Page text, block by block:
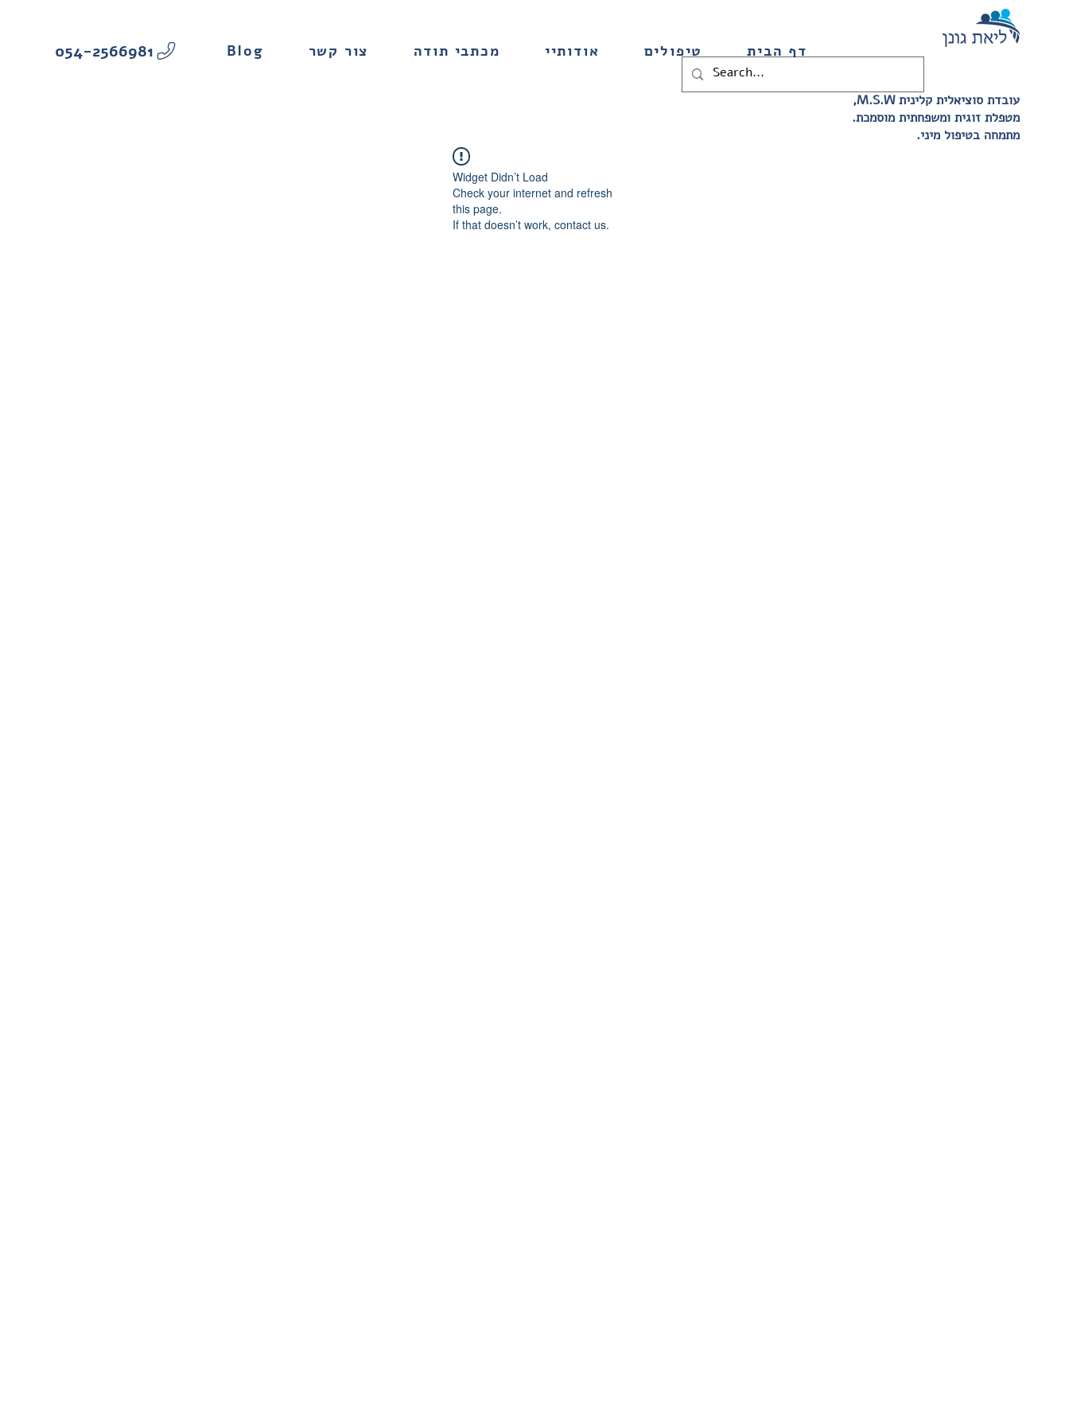
054-2566981 דף הבית טיפולים אודותיי מכתבי תודה צור קשר Blog
,M.S.W עובדת סוציאלית קלינית
.מטפלת זוגית ומשפחתית מוסמכת
.מתמחה בטיפול מיני
Widget Didn’t Load
Check your internet and refresh
this page.
If that doesn’t work, contact us.